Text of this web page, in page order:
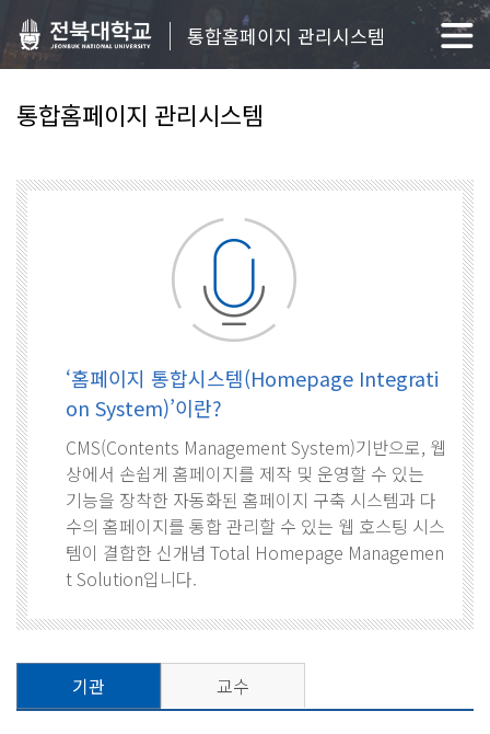
통합홈페이지 관리시스템
통합홈페이지 관리시스템
‘홈페이지 통합시스템(Homepage Integrati
on System)’이란?
CMS(Contents Management System)기반으로, 웹
상에서 손쉽게 홈페이지를 제작 및 운영할 수 있는
기능을 장착한 자동화된 홈페이지 구축 시스템과 다
수의 홈페이지를 통합 관리할 수 있는 웹 호스팅 시스
템이 결합한 신개념 Total Homepage Managemen
t Solution입니다.
기관 교수